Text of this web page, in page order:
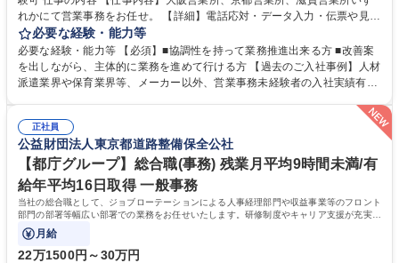
れかにて営業事務をお任せ。 【詳細】電話応対・データ入力・伝票や見積
の作成・カタログ送付・来客対応・営業所内で発生する事務業務や業務改
善をお任せ。 【教育制度】ご入社後、育成担当とペアになりながらOJTに
て業務を覚えていただくことが可能です。業務システムがきちんと構築さ
れているため、スムーズに仕事に慣れることができる環境です。また、
常に改善を目指す風土のため、安心して業務に取り組んでいただけます。
募集職種 【大阪・京都・滋賀】営業事務 ※未経験可
必要な経験・能力等
必要な経験・能力等 【必須】■協調性を持って業務推進出来る方 ■改善案
を出しながら、主体的に業務を進めて行ける方 【過去のご入社事例】人材
派遣業界や保育業界等、メーカー以外、営業事務未経験者の入社実績有
により、キーエンスの付加価値向上に貢献します。ベースの定型業務に加
えて、お客様や社員の状況に合わせ、能動的なサポート、改善の動きも期
待され。組織を支えるスペシャリストとして、チームに貢献し、結果的に
社員から頼られる存在になることができます。平均19:30の退勤以降の業
務の持ち帰りも禁止されており、メリハリのある働き方となります。 学
歴・資格 学歴：大学院 大学 高専 短大 語学力： 資格：
正社員
公益財団法人東京都道路整備保全公社
【都庁グループ】総合職(事務) 残業月平均9時間未満/有
給年平均16日取得 一般事務
当社の総合職として、ジョブローテーションによる人事経理部門や収益事業等のフロント
部門の部署等幅広い部署での業務をお任せいたします。研修制度やキャリア支援が充実し
ております！ ※下記業務詳細
月給
22万1500円～30万円